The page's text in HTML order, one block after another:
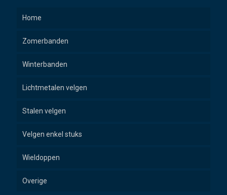
Home
Zomerbanden
Winterbanden
Lichtmetalen velgen
Stalen velgen
Velgen enkel stuks
Wieldoppen
Overige